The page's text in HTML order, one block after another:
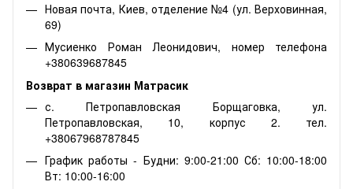
Новая почта, Киев, отделение №4 (ул. Верховинная,
69)
Мусиенко Роман Леонидович, номер телефона
+380639687845
Возврат в магазин Матрасик
с. Петропавловская Борщаговка, ул.
Петропавловская, 10, корпус 2. тел.
+38067968787845
График работы - Будни: 9:00-21:00 Сб: 10:00-18:00
Вт: 10:00-16:00